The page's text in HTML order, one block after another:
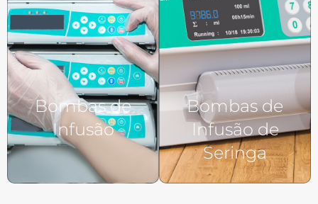
Bombas de
Infusão
Bombas de
Infusão de
Seringa